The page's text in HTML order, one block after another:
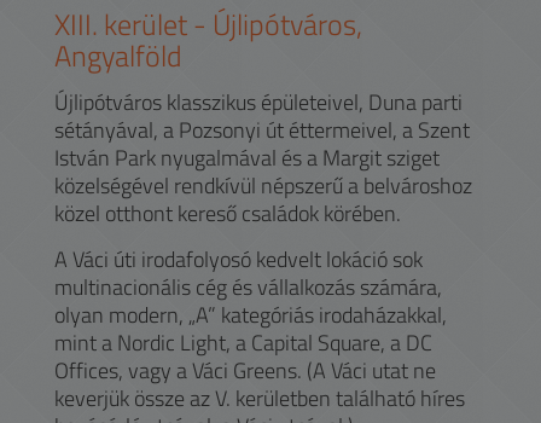
XIII. kerület - Újlipótváros,
Angyalföld
Újlipótváros klasszikus épületeivel, Duna parti
sétányával, a Pozsonyi út éttermeivel, a Szent
István Park nyugalmával és a Margit sziget
közelségével rendkívül népszerű a belvároshoz
közel otthont kereső családok körében.
A Váci úti irodafolyosó kedvelt lokáció sok
multinacionális cég és vállalkozás számára,
olyan modern, „A” kategóriás irodaházakkal,
mint a Nordic Light, a Capital Square, a DC
Offices, vagy a Váci Greens. (A Váci utat ne
keverjük össze az V. kerületben található híres